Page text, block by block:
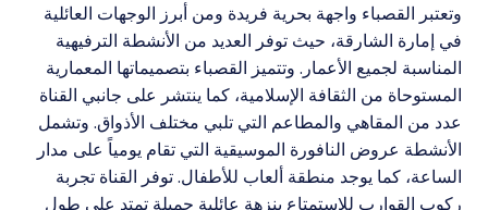
وتعتبر القصباء واجهة بحرية فريدة ومن أبرز الوجهات العائلية
في إمارة الشارقة، حيث توفر العديد من الأنشطة الترفيهية
المناسبة لجميع الأعمار. وتتميز القصباء بتصميماتها المعمارية
المستوحاة من الثقافة الإسلامية، كما ينتشر على جانبي القناة
عدد من المقاهي والمطاعم التي تلبي مختلف الأذواق. وتشمل
الأنشطة عروض النافورة الموسيقية التي تقام يومياً على مدار
الساعة، كما يوجد منطقة ألعاب للأطفال. توفر القناة تجربة
ركوب القوارب للاستمتاع بنزهة عائلية جميلة تمتد على طول